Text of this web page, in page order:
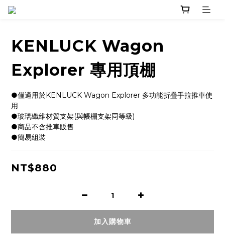
KENLUCK Wagon
Explorer 專用頂棚
●僅適用於KENLUCK Wagon Explorer 多功能折疊手拉推車使
用
●玻璃纖維材質支架(與帳棚支架同等級)
●商品不含推車販售
●簡易組裝
NT$880
加入購物車